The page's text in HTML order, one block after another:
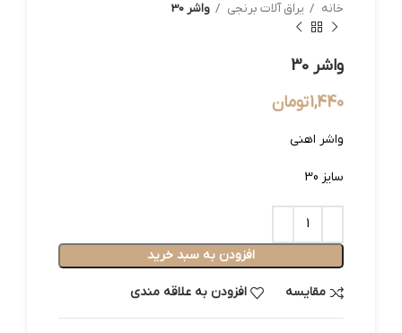
خانه یراق آلات برنجی واشر 30
واشر 30
1,440تومان
واشر اهنی
سایز 30
افزودن به سبد خرید
مقایسه افزودن به علاقه مندی